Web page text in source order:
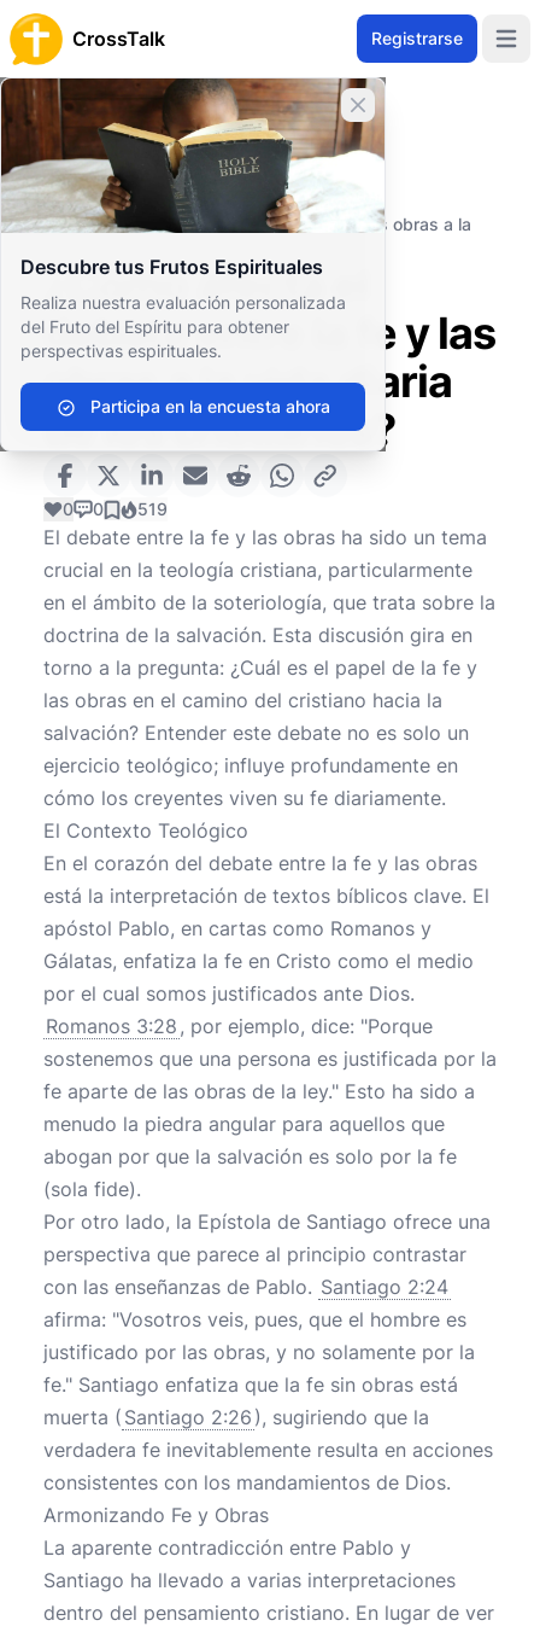
CrossTalk Registrarse
Cerrar banner
Descubre tus Frutos Espirituales
Realiza nuestra evaluación personalizada
del Fruto del Espíritu para obtener
perspectivas espirituales.
Participa en la encuesta ahora
Inicio
Archivo de Preguntas
Conceptos Teológicos
Soteriología
¿Cómo afecta el debate entre la fe y las obras a la
¿Cómo afecta el
debate entre la fe y las
obras a la vida diaria
de los cristianos?
0 0 519
El debate entre la fe y las obras ha sido un tema
crucial en la teología cristiana, particularmente
en el ámbito de la soteriología, que trata sobre la
doctrina de la salvación. Esta discusión gira en
torno a la pregunta: ¿Cuál es el papel de la fe y
las obras en el camino del cristiano hacia la
salvación? Entender este debate no es solo un
ejercicio teológico; influye profundamente en
cómo los creyentes viven su fe diariamente.
El Contexto Teológico
En el corazón del debate entre la fe y las obras
está la interpretación de textos bíblicos clave. El
apóstol Pablo, en cartas como Romanos y
Gálatas, enfatiza la fe en Cristo como el medio
por el cual somos justificados ante Dios.
Romanos 3:28 , por ejemplo, dice: "Porque
sostenemos que una persona es justificada por la
fe aparte de las obras de la ley." Esto ha sido a
menudo la piedra angular para aquellos que
abogan por que la salvación es solo por la fe
(sola fide).
Por otro lado, la Epístola de Santiago ofrece una
perspectiva que parece al principio contrastar
con las enseñanzas de Pablo. Santiago 2:24
afirma: "Vosotros veis, pues, que el hombre es
justificado por las obras, y no solamente por la
fe." Santiago enfatiza que la fe sin obras está
muerta ( Santiago 2:26 ), sugiriendo que la
verdadera fe inevitablemente resulta en acciones
consistentes con los mandamientos de Dios.
Armonizando Fe y Obras
La aparente contradicción entre Pablo y
Santiago ha llevado a varias interpretaciones
dentro del pensamiento cristiano. En lugar de ver